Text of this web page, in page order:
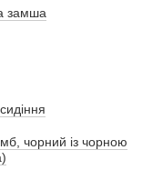
замша
чорний із чорною